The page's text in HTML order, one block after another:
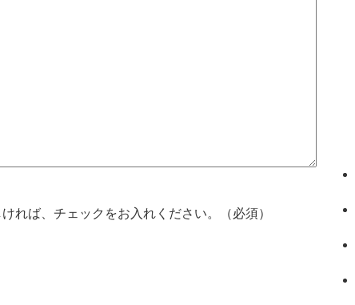
れば、チェックをお入れください。（必須）